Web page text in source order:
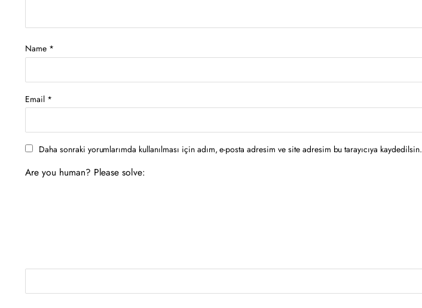
Name *
Email *
Daha sonraki yorumlarımda kullanılması için adım, e-posta adresim ve site adresim bu tarayıcıya kaydedilsin.
Are you human? Please solve: